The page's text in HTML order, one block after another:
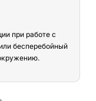
при работе с
бесперебойный